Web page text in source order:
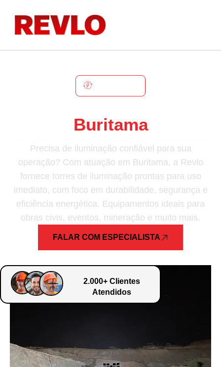
Buritama
Precisa de iluminação confiável para sua
operação? Com atuação em Buritama, a Revlo
fornece torres de iluminação prontas para uso
imediato, com foco em durabilidade, segurança e
eficiência energética. Equipamentos ideais para
obras civis, eventos, mineração e muito mais.
FALAR COM ESPECIALISTA
2.000+ Clientes
Atendidos